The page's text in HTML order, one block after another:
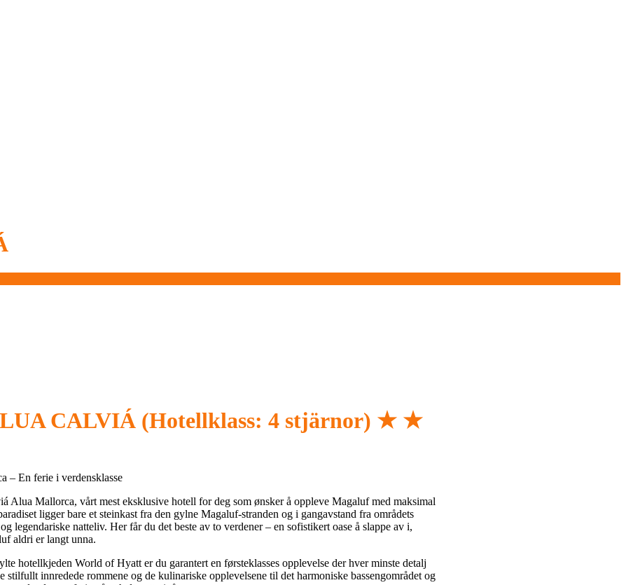
CALVIÁ (Hotellklass: 4 stjärnor) ★ ★
– En ferie i verdensklasse
Alua Mallorca, vårt mest eksklusive hotell for deg som ønsker å oppleve Magaluf med maksimal
ligger bare et steinkast fra den gylne Magaluf-stranden og i gangavstand fra områdets
legendariske natteliv. Her får du det beste av to verdener – en sofistikert oase å slappe av i,
aldri er langt unna.
hotellkjeden World of Hyatt er du garantert en førsteklasses opplevelse der hver minste detalj
stilfullt innredede rommene og de kulinariske opplevelsene til det harmoniske bassengområdet og